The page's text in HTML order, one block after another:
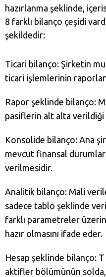
hazırlanma şeklinde,
8 farklı bilanço çeşidi
şekildedir:
Ticari bilanço: Şirketin
ticari işlemlerinin
Rapor şeklinde bilanço:
pasiflerin alt alta verildiği
Konsolide bilanço: Ana
mevcut finansal
verilmesidir.
Analitik bilanço: Mali
sadece tablo şeklinde
farklı parametreler
hazır olmasını ifade eder.
Hesap şeklinde bilanço:
aktifler bölümünün solda,